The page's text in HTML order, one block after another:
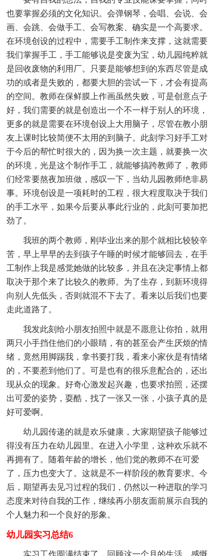
也要掌握必须的文化知识。会弹钢琴，会唱、会说、会
画、会跳、会做手工、会写教案、确实是一个高要求。
在环境创设的过程中，需要手工制作来支撑，这就需要
我们掌握手工，手工能够说是变废为宝，幼儿园纯粹就
是回收废物的利用厂。只要是能够想到的东西尽管是成
功的或者是失败的，都要大胆的尝试一下，才会有提高
的空间。教师在保鲜膜上作画虽然失败，可是创意点子
好，我们需要的就是创造出一个不一样于别人的环境，
更多的就是需要在环境创设上大用脑子，尽管在教小朋
友上课时比较简便不太用的到脑子。此刻学习好手工对
于今后的帮忙时很大的，因为换一次主题，就要换一次
的环境，光是这个制作手工，就能够搞跨教师了，教师
们经常要熬夜加班做，感叹一下，当幼儿园教师绝非易
事。环境创设是一项耗时的工程，很大程度取决于我们
的手工水平，如果今后要从事此行业的，此刻可要加把
劲了。
我班的两个教师，刚毕业出来的那个就相比较较辛
苦，早上早早的去到孩子午睡的时候才能够回去，在手
工制作上我是感觉她做的比较多，并且在决定事情上都
取决于那个来了比较久的教师。为了生存，到新环境得
向别人先低头，否则就混不下去了。看来以后我们也要
走此道路了。
我发此刻给小朋友拍照中就是不愿意让你拍，就用
两只小手挡住他们的小眼睛，有的甚至会产生厌烦的情
绪，竟然用脚踢我，拿书要打我，看来小家伙是有情绪
的，不要惹到他们了。可是也有的很乐意配合的，还出
现从众的现象。好奇心激发起兴趣，也要求拍照，还摆
出可爱的姿势，耍酷，找了一张又一张，小孩子真的是
好可爱啊。
幼儿园传递的就是欢乐健康，大家期望孩子能够过
得没有压力在幼儿园里。在进入小学里，这种欢乐就不
再拥有了。随着年龄的增长，他们觉的教师不在可爱
了，压力也变大了。这就是不一样阶段的教育要求。今
后，期望再去见习过程的我们，仍然以一种进取的学习
态度来对待自我的工作，继续再小朋友面前展示自我的
个人魅力和一个良好的形象。
幼儿园实习总结6
实习工作圆满结束了，回顾这一个月的生活，感慨